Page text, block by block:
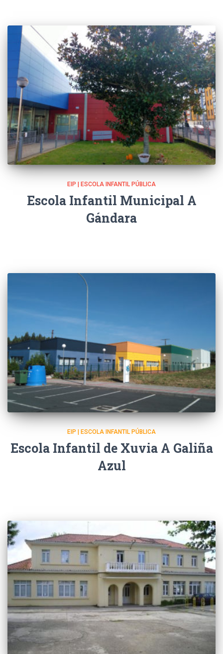
EIP | ESCOLA INFANTIL PÚBLICA
Escola Infantil Municipal A
Gándara
EIP | ESCOLA INFANTIL PÚBLICA
Escola Infantil de Xuvia A Galiña
Azul